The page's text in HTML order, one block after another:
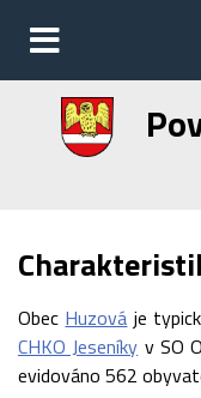
Obec Huzová je
CHKO Jeseníky v SO
evidováno 562